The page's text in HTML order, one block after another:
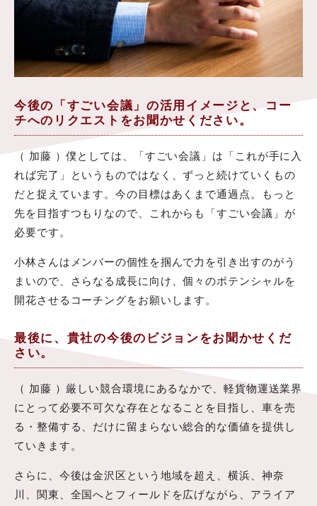
今後の「すごい会議」の活用イメージと、コー
チへのリクエストをお聞かせください。
（ 加藤 ）僕としては、「すごい会議」は「これが手に入
れば完了」というものではなく、ずっと続けていくもの
だと捉えています。今の目標はあくまで通過点。もっと
先を目指すつもりなので、これからも「すごい会議」が
必要です。
小林さんはメンバーの個性を掴んで力を引き出すのがう
まいので、さらなる成長に向け、個々のポテンシャルを
開花させるコーチングをお願いします。
最後に、貴社の今後のビジョンをお聞かせくだ
さい。
（ 加藤 ）厳しい競合環境にあるなかで、軽貨物運送業界
にとって必要不可欠な存在となることを目指し、車を売
る・整備する、だけに留まらない総合的な価値を提供し
ていきます。
さらに、今後は金沢区という地域を超え、横浜、神奈
川、関東、全国へとフィールドを広げながら、アライア